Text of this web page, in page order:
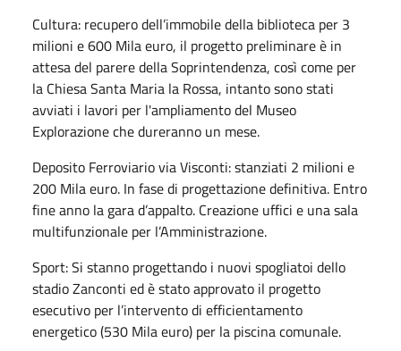
Cultura: recupero dell’immobile della biblioteca per 3
milioni e 600 Mila euro, il progetto preliminare è in
attesa del parere della Soprintendenza, così come per
la Chiesa Santa Maria la Rossa, intanto sono stati
avviati i lavori per l'ampliamento del Museo
Explorazione che dureranno un mese.
Deposito Ferroviario via Visconti: stanziati 2 milioni e
200 Mila euro. In fase di progettazione definitiva. Entro
fine anno la gara d’appalto. Creazione uffici e una sala
multifunzionale per l’Amministrazione.
Sport: Si stanno progettando i nuovi spogliatoi dello
stadio Zanconti ed è stato approvato il progetto
esecutivo per l’intervento di efficientamento
energetico (530 Mila euro) per la piscina comunale.